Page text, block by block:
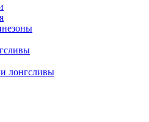
лонгсливы